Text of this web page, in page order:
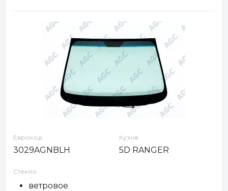
Еврокод
3029AGNBLH
Кузов
5D RANGER
Стекло
ветровое